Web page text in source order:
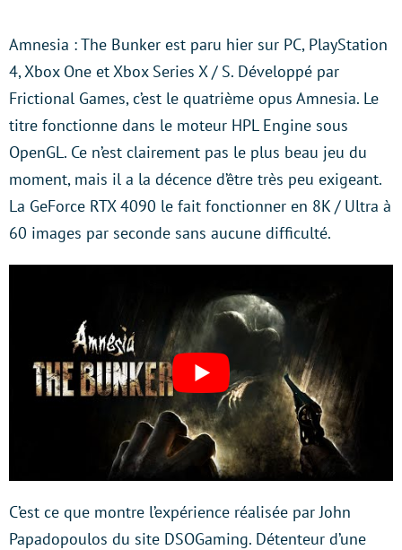
Amnesia : The Bunker est paru hier sur PC, PlayStation
4, Xbox One et Xbox Series X / S. Développé par
Frictional Games, c’est le quatrième opus Amnesia. Le
titre fonctionne dans le moteur HPL Engine sous
OpenGL. Ce n’est clairement pas le plus beau jeu du
moment, mais il a la décence d’être très peu exigeant.
La GeForce RTX 4090 le fait fonctionner en 8K / Ultra à
60 images par seconde sans aucune difficulté.
C’est ce que montre l’expérience réalisée par John
Papadopoulos du site DSOGaming. Détenteur d’une